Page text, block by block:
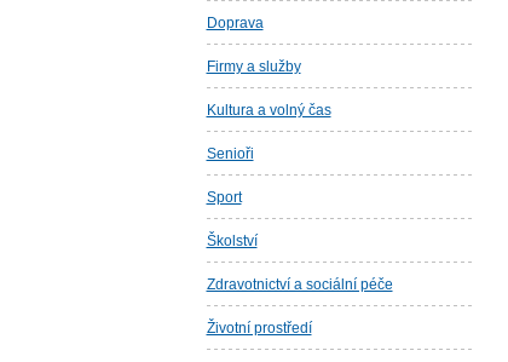
Doprava
Firmy a služby
Kultura a volný čas
Senioři
Sport
Školství
Zdravotnictví a sociální péče
Životní prostředí